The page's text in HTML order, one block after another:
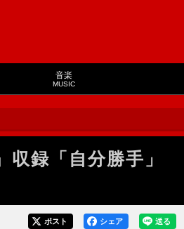
音楽
MUSIC
録「自分勝手」
送る
シェア
ポスト